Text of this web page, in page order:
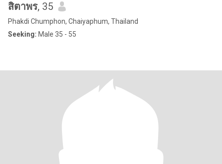
สิตาพร, 35
Phakdi Chumphon, Chaiyaphum, Thailand
Seeking: Male 35 - 55